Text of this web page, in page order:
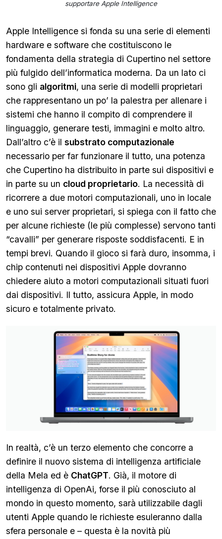
supportare Apple Intelligence
Apple Intelligence si fonda su una serie di elementi
hardware e software che costituiscono le
fondamenta della strategia di Cupertino nel settore
più fulgido dell’informatica moderna. Da un lato ci
sono gli algoritmi, una serie di modelli proprietari
che rappresentano un po’ la palestra per allenare i
sistemi che hanno il compito di comprendere il
linguaggio, generare testi, immagini e molto altro.
Dall’altro c’è il substrato computazionale
necessario per far funzionare il tutto, una potenza
che Cupertino ha distribuito in parte sui dispositivi e
in parte su un cloud proprietario. La necessità di
ricorrere a due motori computazionali, uno in locale
e uno sui server proprietari, si spiega con il fatto che
per alcune richieste (le più complesse) servono tanti
“cavalli” per generare risposte soddisfacenti. E in
tempi brevi. Quando il gioco si farà duro, insomma, i
chip contenuti nei dispositivi Apple dovranno
chiedere aiuto a motori computazionali situati fuori
dai dispositivi. Il tutto, assicura Apple, in modo
sicuro e totalmente privato.
In realtà, c’è un terzo elemento che concorre a
definire il nuovo sistema di intelligenza artificiale
della Mela ed è ChatGPT. Già, il motore di
intelligenza di OpenAi, forse il più conosciuto al
mondo in questo momento, sarà utilizzabile dagli
utenti Apple quando le richieste esuleranno dalla
sfera personale e – questa è la novità più